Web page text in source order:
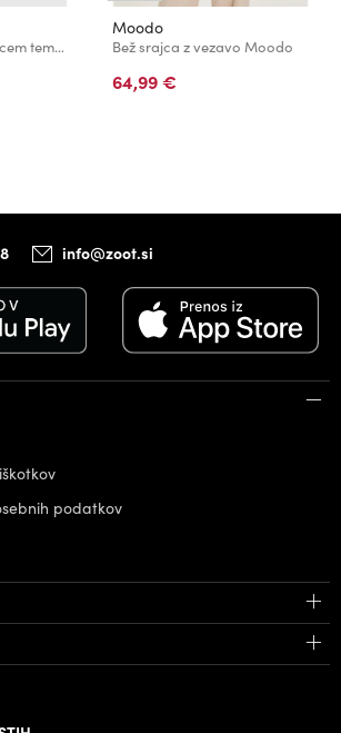
Bluza s paisley vzorcem temno modra Moodo
Moodo
Bež srajca z vezavo Moodo
64,99 €
info@zoot.si
podatkov